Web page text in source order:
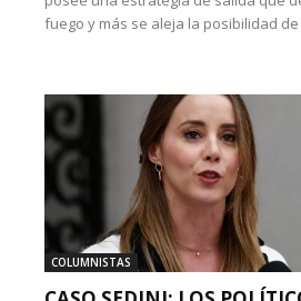
fuego y más se aleja la posibilidad
COLUMNISTAS